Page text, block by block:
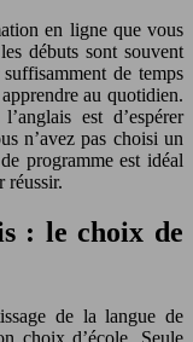
en ligne que vous
débuts sont souvent
de temps
au quotidien.
est d’espérer
n’avez pas choisi un
programme est idéal
réussir.
: le choix de
de la langue de